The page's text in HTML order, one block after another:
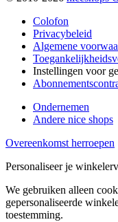
Colofon
Privacybeleid
Algemene
Instellingen voor
Ondernemen
Andere nice shops
Overeenkomst herroepen
Personaliseer je
We gebruiken alleen
gepersonaliseerde
toestemming.